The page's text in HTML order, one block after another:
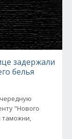
задержали
белья
"Нового
таможни,